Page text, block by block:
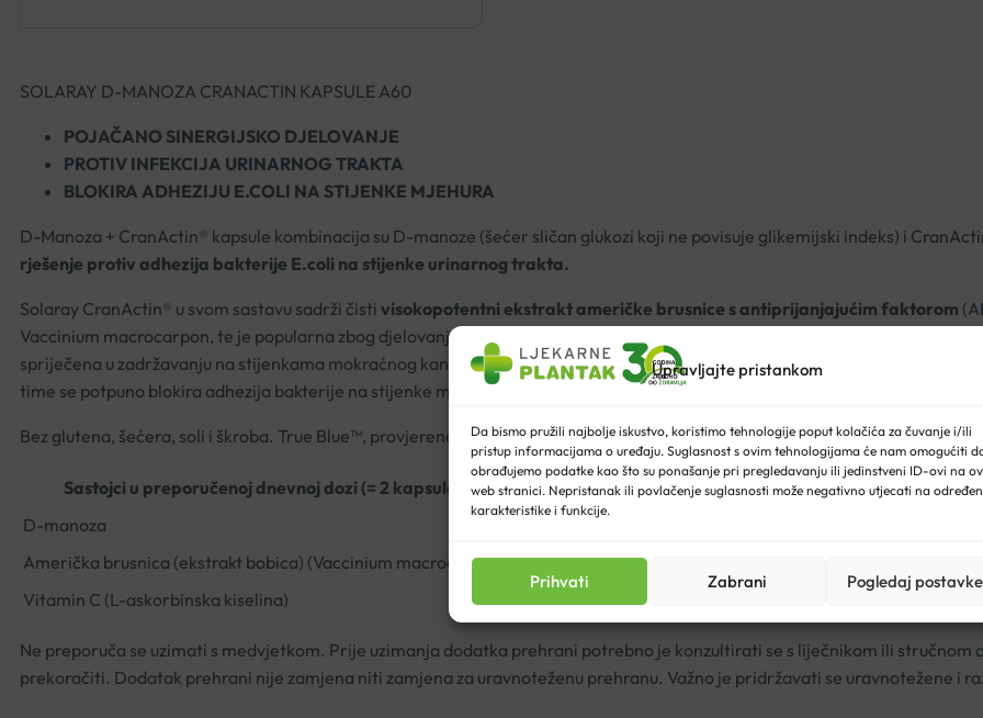
Upravljajte pristankom
Da bismo pružili najbolje iskustvo, koristimo tehnologije poput kolačića za čuvanje i/ili
pristup informacijama o uređaju. Suglasnost s ovim tehnologijama će nam omogućiti
obrađujemo podatke kao što su ponašanje pri pregledavanju ili jedinstveni ID-ovi na
web stranici. Nepristanak ili povlačenje suglasnosti može negativno utjecati na
karakteristike i funkcije.
Prihvati Zabrani Pogledaj postavke
SOLARAY D-MANOZA CRANACTIN KAPSULE A60
POJAČANO SINERGIJSKO DJELOVANJE
PROTIV INFEKCIJA URINARNOG TRAKTA
BLOKIRA ADHEZIJU E.COLI NA STIJENKE MJEHURA
D-Manoza + CranActin® kapsule kombinacija su D-manoze (šećer sličan glukozi koji ne povisuje glikemijski indeks) i
rješenje protiv adhezija bakterije E.coli na stijenke urinarnog trakta.
Solaray CranActin® u svom sastavu sadrži čisti visokopotentni ekstrakt američke brusnice s antiprijanjajućim faktorom
Vaccinium macrocarpon, te je popularna zbog djelovanja mehanizam koji
Escherichia coli
spriječena u zadržavanju na stijenkama mokraćnog kanala, te se kasnije normalnim mokrenjem uklanja iz organizma.
time se potpuno blokira adhezija bakterije na stijenke mjehura.
Bez glutena, šećera, soli i škroba. True Blue™, provjereno u laboratoriju AF™ (faktor protiv prianjanja).
Sastojci u preporučenoj dnevnoj dozi (= 2 kapsule): Količina pri serviranju:
D-manoza
Američka brusnica (ekstrakt bobica) (Vaccinium macrocarpon) 400 mg
Vitamin C (L-askorbinska kiselina)
30 mg
Ne preporuča se uzimati s medvjetkom. Prije uzimanja dodatka prehrani potrebno je konzultirati se s liječnikom ili stručnom
prekoračiti. Dodatak prehrani nije zamjena niti zamjena za uravnoteženu prehranu. Važno je pridržavati se uravnotežene i